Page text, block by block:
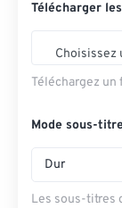
Télécharger
Choisissez
Téléchargez un
Mode sous-
Dur
Les sous-titres